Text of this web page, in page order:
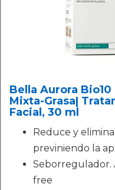
Bella Aurora
Mixta-Grasa|
Facial, 30 ml
Reduce y
previniendo la
Seborregulador.
free